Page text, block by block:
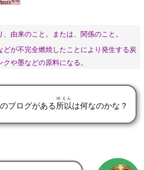
、由来のこと。または、関係のこと。
どが不完全燃焼したことにより発生する炭
や墨などの原料になる。
ブログがある所以
ゆえん
は何なのかな？